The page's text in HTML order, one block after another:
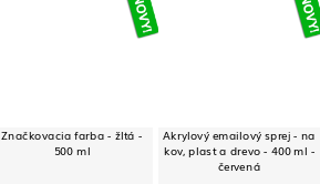
Značkovacia farba - žltá -
500 ml
Akrylový emailový sprej - na
kov, plast a drevo - 400 ml -
červená